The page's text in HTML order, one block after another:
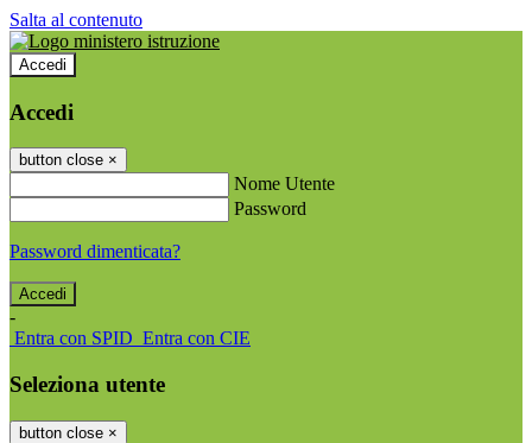
Salta al contenuto
Accedi
Accedi
button close ×
Nome Utente
Password
Password dimenticata?
-
Entra con SPID Entra con CIE
Seleziona utente
button close ×